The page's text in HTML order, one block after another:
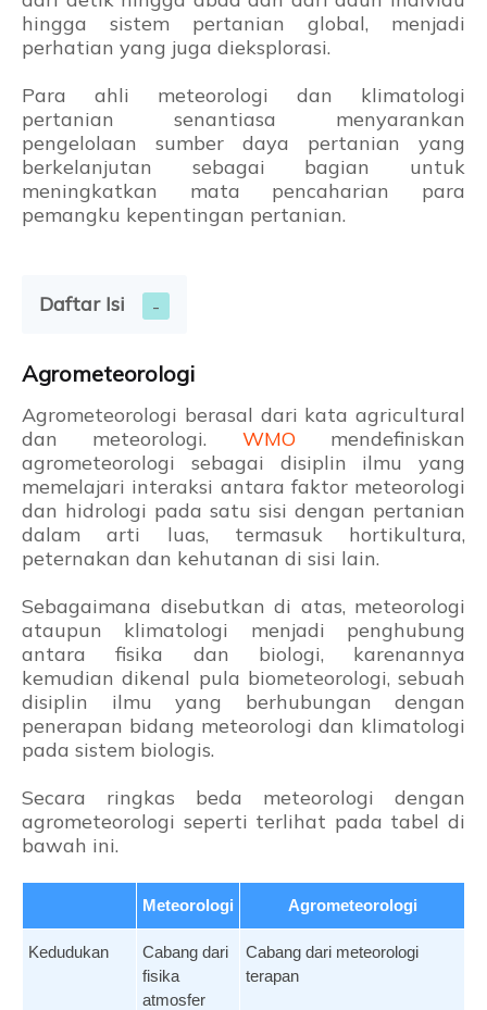
hingga sistem pertanian global, menjadi
perhatian yang juga dieksplorasi.
Para ahli meteorologi dan klimatologi
pertanian senantiasa menyarankan
pengelolaan sumber daya pertanian yang
berkelanjutan sebagai bagian untuk
meningkatkan mata pencaharian para
pemangku kepentingan pertanian.
Daftar Isi
Agrometeorologi
Agrometeorologi berasal dari kata agricultural
dan meteorologi. WMO mendefiniskan
agrometeorologi sebagai disiplin ilmu yang
memelajari interaksi antara faktor meteorologi
dan hidrologi pada satu sisi dengan pertanian
dalam arti luas, termasuk hortikultura,
peternakan dan kehutanan di sisi lain.
Sebagaimana disebutkan di atas, meteorologi
ataupun klimatologi menjadi penghubung
antara fisika dan biologi, karenannya
kemudian dikenal pula biometeorologi, sebuah
disiplin ilmu yang berhubungan dengan
penerapan bidang meteorologi dan klimatologi
pada sistem biologis.
Secara ringkas beda meteorologi dengan
agrometeorologi seperti terlihat pada tabel di
bawah ini.
Meteorologi Agrometeorologi
Kedudukan
Cabang dari
fisika
atmosfer
Cabang dari meteorologi
terapan